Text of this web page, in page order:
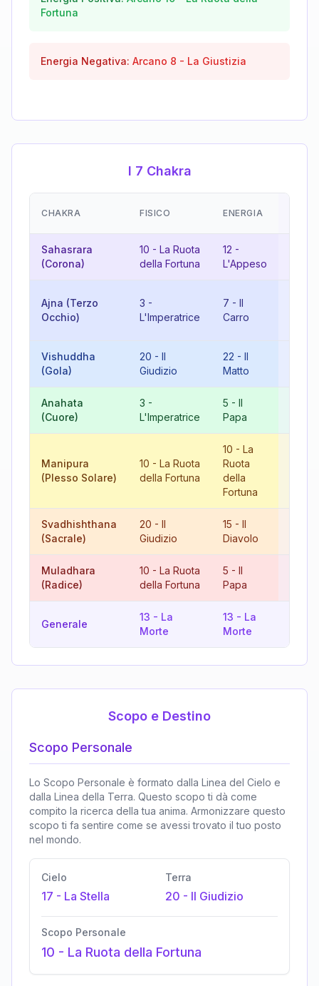
Fortuna
Energia Negativa: Arcano 8 - La Giustizia
I 7 Chakra
CHAKRA FISICO ENERGIA
Sahasrara
(Corona)
10 - La Ruota
della Fortuna
12 -
L'Appeso
Ajna (Terzo
Occhio)
3 -
L'Imperatrice
7 - Il
Carro
Vishuddha
(Gola)
20 - Il
Giudizio
22 - Il
Matto
Anahata
(Cuore)
3 -
L'Imperatrice
5 - Il
Papa
Manipura
(Plesso Solare)
10 - La Ruota
della Fortuna
10 - La
Ruota
della
Fortuna
Svadhishthana
(Sacrale)
20 - Il
Giudizio
15 - Il
Diavolo
Muladhara
(Radice)
10 - La Ruota
della Fortuna
5 - Il
Papa
Generale
13 - La
Morte
13 - La
Morte
Scopo e Destino
Scopo Personale
Lo Scopo Personale è formato dalla Linea del Cielo e
dalla Linea della Terra. Questo scopo ti dà come
compito la ricerca della tua anima. Armonizzare questo
scopo ti fa sentire come se avessi trovato il tuo posto
nel mondo.
Cielo
17 - La Stella
Terra
20 - Il Giudizio
Scopo Personale
10 - La Ruota della Fortuna